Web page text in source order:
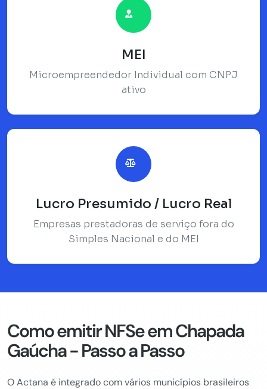
MEI
Microempreendedor Individual com CNPJ
ativo
Lucro Presumido / Lucro Real
Empresas prestadoras de serviço fora do
Simples Nacional e do MEI
Como emitir NFSe em Chapada
Gaúcha - Passo a Passo
O Actana é integrado com vários municípios brasileiros